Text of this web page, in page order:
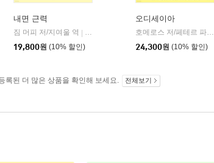
내면 근력
짐 머피 저/지여울 역
윌북(willbook)
19,800원 (10% 할인)
오디세이아
호메로스 저/페테르 파울 루벤스 그림/박문재 역
24,300원 (10% 할인)
록된 더 많은 상품을 확인해 보세요. 전체보기